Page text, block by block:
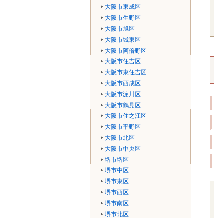
大阪市東成区
大阪市生野区
大阪市旭区
大阪市城東区
大阪市阿倍野区
大阪市住吉区
大阪市東住吉区
大阪市西成区
大阪市淀川区
大阪市鶴見区
大阪市住之江区
大阪市平野区
大阪市北区
大阪市中央区
堺市堺区
堺市中区
堺市東区
堺市西区
堺市南区
堺市北区